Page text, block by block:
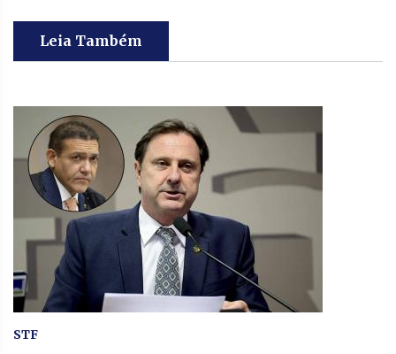
Leia Também
STF